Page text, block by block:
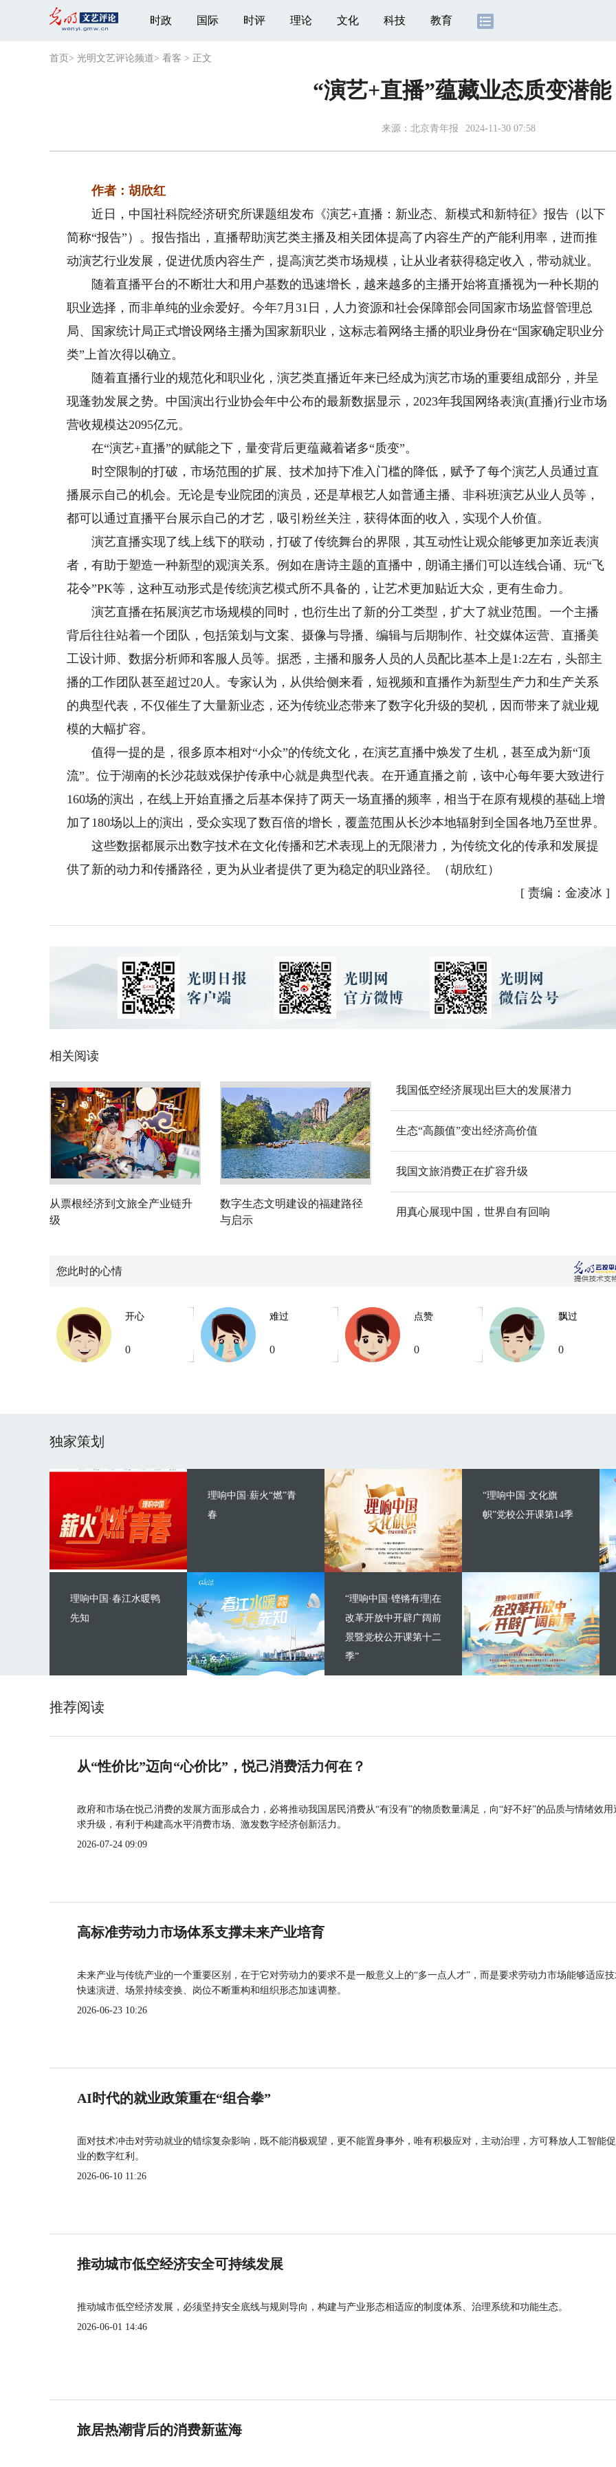
时政 国际 时评 理论 文化 科技 教育
首页 > 光明文艺评论频道> 看客 > 正文
“演艺+直播”蕴藏业态质变潜能
来源： 北京青年报 2024-11-30 07:58
作者：胡欣红
近日，中国社科院经济研究所课题组发布《演艺+直播：新业态、新模式和新特征》报告（以下
简称“报告”）。报告指出，直播帮助演艺类主播及相关团体提高了内容生产的产能利用率，进而推
动演艺行业发展，促进优质内容生产，提高演艺类市场规模，让从业者获得稳定收入，带动就业。
随着直播平台的不断壮大和用户基数的迅速增长，越来越多的主播开始将直播视为一种长期的
职业选择，而非单纯的业余爱好。今年7月31日，人力资源和社会保障部会同国家市场监督管理总
局、国家统计局正式增设网络主播为国家新职业，这标志着网络主播的职业身份在“国家确定职业分
类”上首次得以确立。
随着直播行业的规范化和职业化，演艺类直播近年来已经成为演艺市场的重要组成部分，并呈
现蓬勃发展之势。中国演出行业协会年中公布的最新数据显示，2023年我国网络表演(直播)行业市场
营收规模达2095亿元。
在“演艺+直播”的赋能之下，量变背后更蕴藏着诸多“质变”。
时空限制的打破，市场范围的扩展、技术加持下准入门槛的降低，赋予了每个演艺人员通过直
播展示自己的机会。无论是专业院团的演员，还是草根艺人如普通主播、非科班演艺从业人员等，
都可以通过直播平台展示自己的才艺，吸引粉丝关注，获得体面的收入，实现个人价值。
演艺直播实现了线上线下的联动，打破了传统舞台的界限，其互动性让观众能够更加亲近表演
者，有助于塑造一种新型的观演关系。例如在唐诗主题的直播中，朗诵主播们可以连线合诵、玩“飞
花令”PK等，这种互动形式是传统演艺模式所不具备的，让艺术更加贴近大众，更有生命力。
演艺直播在拓展演艺市场规模的同时，也衍生出了新的分工类型，扩大了就业范围。一个主播
背后往往站着一个团队，包括策划与文案、摄像与导播、编辑与后期制作、社交媒体运营、直播美
工设计师、数据分析师和客服人员等。据悉，主播和服务人员的人员配比基本上是1:2左右，头部主
播的工作团队甚至超过20人。专家认为，从供给侧来看，短视频和直播作为新型生产力和生产关系
的典型代表，不仅催生了大量新业态，还为传统业态带来了数字化升级的契机，因而带来了就业规
模的大幅扩容。
值得一提的是，很多原本相对“小众”的传统文化，在演艺直播中焕发了生机，甚至成为新“顶
流”。位于湖南的长沙花鼓戏保护传承中心就是典型代表。在开通直播之前，该中心每年要大致进行
160场的演出，在线上开始直播之后基本保持了两天一场直播的频率，相当于在原有规模的基础上增
加了180场以上的演出，受众实现了数百倍的增长，覆盖范围从长沙本地辐射到全国各地乃至世界。
这些数据都展示出数字技术在文化传播和艺术表现上的无限潜力，为传统文化的传承和发展提
供了新的动力和传播路径，更为从业者提供了更为稳定的职业路径。（胡欣红）
[ 责编：金凌冰 ]
相关阅读
从票根经济到文旅全产业链升
级
数字生态文明建设的福建路径
与启示
我国低空经济展现出巨大的发展潜力
生态“高颜值”变出经济高价值
我国文旅消费正在扩容升级
用真心展现中国，世界自有回响
您此时的心情
开心
0
难过
0
点赞
0
飘过
0
独家策划
理响中国·薪火“燃”青
春
理响中国·春江水暖鸭
先知
“理响中国·文化旗
帜”党校公开课第14季
“理响中国·铿锵有理|在
改革开放中开辟广阔前
景暨党校公开课第十二
季”
推荐阅读
从“性价比”迈向“心价比”，悦己消费活力何在？
政府和市场在悦己消费的发展方面形成合力，必将推动我国居民消费从“有没有”的物质数量满足，向“好不好”的品质与情绪效用
求升级，有利于构建高水平消费市场、激发数字经济创新活力。
2026-07-24 09:09
高标准劳动力市场体系支撑未来产业培育
未来产业与传统产业的一个重要区别，在于它对劳动力的要求不是一般意义上的“多一点人才”，而是要求劳动力市场能够适应
快速演进、场景持续变换、岗位不断重构和组织形态加速调整。
2026-06-23 10:26
AI时代的就业政策重在“组合拳”
面对技术冲击对劳动就业的错综复杂影响，既不能消极观望，更不能置身事外，唯有积极应对，主动治理，方可释放人工智能
业的数字红利。
2026-06-10 11:26
推动城市低空经济安全可持续发展
推动城市低空经济发展，必须坚持安全底线与规则导向，构建与产业形态相适应的制度体系、治理系统和功能生态。
2026-06-01 14:46
旅居热潮背后的消费新蓝海